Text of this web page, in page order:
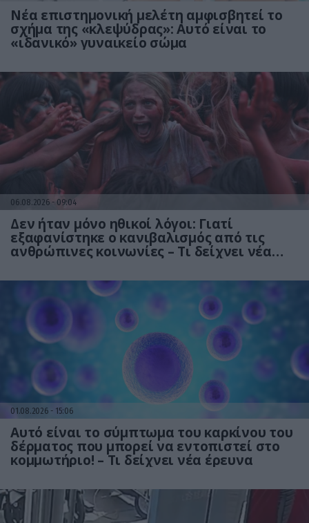
Νέα επιστημονική μελέτη αμφισβητεί το
σχήμα της «κλεψύδρας»: Αυτό είναι το
«ιδανικό» γυναικείο σώμα
06.08.2026 09:04
Δεν ήταν μόνο ηθικοί λόγοι: Γιατί
εξαφανίστηκε ο κανιβαλισμός από τις
ανθρώπινες κοινωνίες – Τι δείχνει νέα
01.08.2026 15:06
Αυτό είναι το σύμπτωμα του καρκίνου του
δέρματος που μπορεί να εντοπιστεί στο
κομμωτήριο! – Τι δείχνει νέα έρευνα